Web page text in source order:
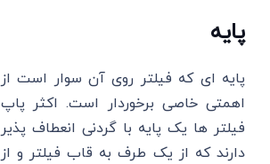
پایه
پایه ای که فیلتر روی آن سوار است از
اهمتی خاصی برخوردار است. اکثر پاپ
فیلتر ها یک پایه با گردنی انعطاف پذیر
دارند که از یک طرف به قاب فیلتر و از